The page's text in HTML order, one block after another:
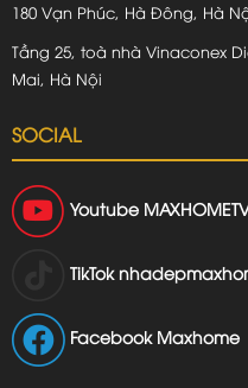
180 Vạn Phúc, Hà Đông, Hà
Tầng 25, toà nhà Vinaconex
Mai, Hà Nội
SOCIAL
Youtube
TikTok
Facebook Maxhome